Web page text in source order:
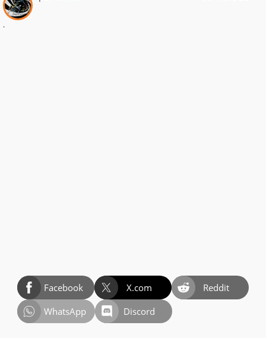
.
Facebook X.com
Reddit
WhatsApp
Discord